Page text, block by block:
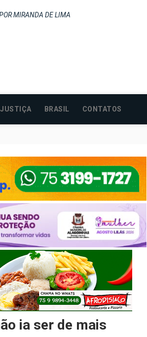
MIRANDA DE LIMA
JUSTIÇA BRASIL CONTATOS
ia ser de mais